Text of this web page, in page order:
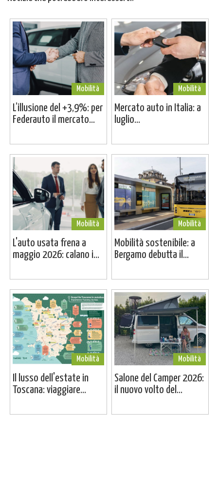
Mobilità
L’illusione del +3,9%: per
Federauto il mercato...
Mobilità
Mercato auto in Italia: a
luglio...
Mobilità
L'auto usata frena a
maggio 2026: calano i...
Mobilità
Mobilità sostenibile: a
Bergamo debutta il...
Mobilità
Il lusso dell'estate in
Toscana: viaggiare...
Mobilità
Salone del Camper 2026:
il nuovo volto del...